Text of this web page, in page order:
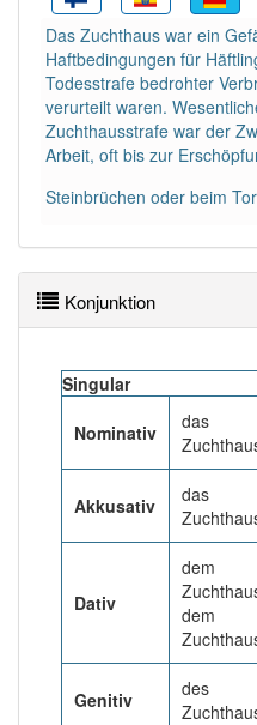
Häufigkeit: 4 von 10
Wörter mit Endung-
Wörter mit Endung-
anderen Artikeldas: 0
82% unserer Spielapp-
korrekt erraten.
Das Zuchthaus war ein
Haftbedingungen für
Todesstrafe bedrohter
verurteilt waren.
Zuchthausstrafe war der
Arbeit, oft bis zur
Steinbrüchen oder beim
Konjunktion
Singular
Nominativ
das
Akkusativ
das
Dativ
dem
dem
Genitiv
des